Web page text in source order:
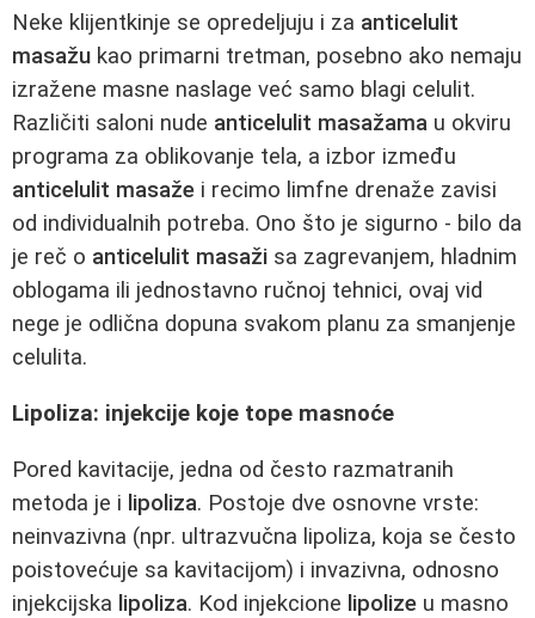
Neke klijentkinje se opredeljuju i za anticelulit
masažu kao primarni tretman, posebno ako nemaju
izražene masne naslage već samo blagi celulit.
Različiti saloni nude anticelulit masažama u okviru
programa za oblikovanje tela, a izbor između
anticelulit masaže i recimo limfne drenaže zavisi
od individualnih potreba. Ono što je sigurno - bilo da
je reč o anticelulit masaži sa zagrevanjem, hladnim
oblogama ili jednostavno ručnoj tehnici, ovaj vid
nege je odlična dopuna svakom planu za smanjenje
celulita.
Lipoliza: injekcije koje tope masnoće
Pored kavitacije, jedna od često razmatranih
metoda je i lipoliza. Postoje dve osnovne vrste:
neinvazivna (npr. ultrazvučna lipoliza, koja se često
poistovećuje sa kavitacijom) i invazivna, odnosno
injekcijska lipoliza. Kod injekcione lipolize u masno